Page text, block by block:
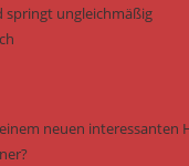
springt ungleichmäßig
neuen interessanten